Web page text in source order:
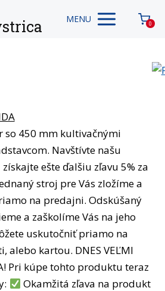
MENU 0
so 450 mm kultivačnými
Navštívte našu
ešte ďalšiu zľavu 5% za
stroj pre Vás zložíme a
na predajni. Odskúšaný
a zaškolíme Vás na jeho
uskutočniť priamo na
alebo kartou. DNES VEĽMI
Pri kúpe tohto produktu teraz
Okamžitá zľava na produkt